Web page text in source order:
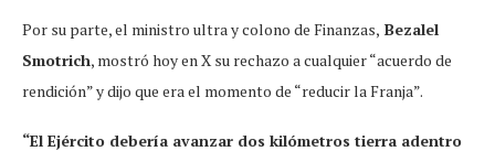
Por su parte, el ministro ultra y colono de Finanzas, Bezalel
Smotrich, mostró hoy en X su rechazo a cualquier “acuerdo de
rendición” y dijo que era el momento de “reducir la Franja”.
“El Ejército debería avanzar dos kilómetros tierra adentro